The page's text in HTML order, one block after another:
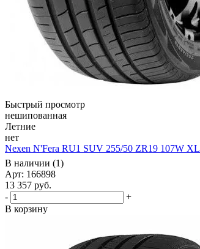
Быстрый просмотр
нешипованная
Летние
нет
Nexen N'Fera RU1 SUV 255/50 ZR19 107W XL
В наличии (1)
Арт: 166898
13 357 руб.
-
+
В корзину